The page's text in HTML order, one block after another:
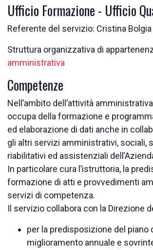
Ufficio Formazione - Ufficio
Referente del servizio: Cristina Bolgia
Struttura organizzativa di
amministrativa
Competenze
Nell’ambito dell’attività
occupa della formazione e
ed elaborazione di dati anche in
gli altri servizi amministrativi, sociali,
riabilitativi ed assistenziali
In particolare cura l’istruttoria, la
formazione di atti e provvedimenti
servizi di competenza.
Il servizio collabora con la Direzione
per la predisposizione del piano
miglioramento annuale e